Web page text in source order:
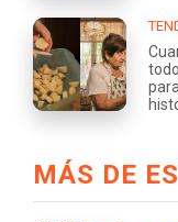
MÁS DE